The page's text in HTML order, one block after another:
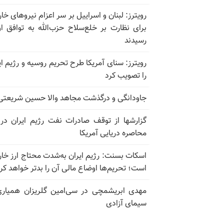
رویترز: لبنان و اسراییل بر سر اعزام نیروهای
برای نظارت بر خلع‌سلاح حزب‌الله به توافق
رسیدند
رویترز: سنای آمریکا طرح تحریم روسیه و رژیم
را تصویب کرد
جاودانگی و درگذشت مجاهد والا حسین
گزارشها از توقف صادرات نفت رژیم ایران
محاصره دریایی آمریکا
اسکات بسنت: رژیم ایران به‌شدت محتاج ارز
است؛ تحریم‌ها اوضاع مالی آن را بدتر خواهد
مهدی ابریشمچی در سی‌امین گلریزان
سیمای آزادی